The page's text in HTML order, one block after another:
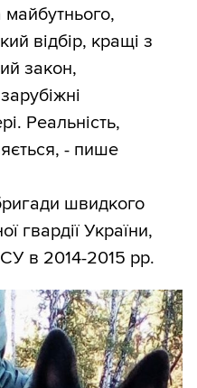
відбір, кращі з
закон,
Реальність,
- пише
швидкого
гвардії України,
в 2014-2015 рр.